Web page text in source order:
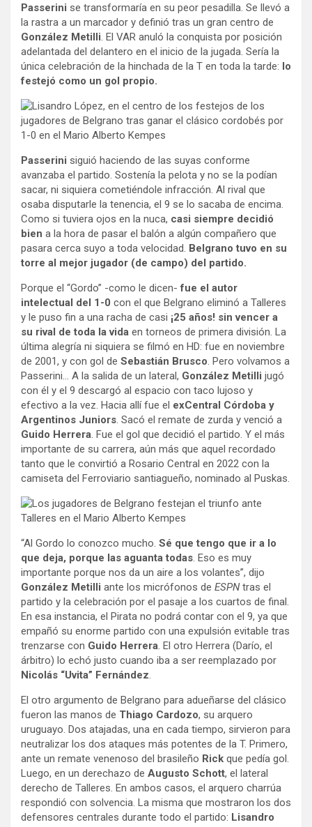
Passerini se transformaría en su peor pesadilla. Se llevó a
la rastra a un marcador y definió tras un gran centro de
González Metilli . El VAR anuló la conquista por posición
adelantada del delantero en el inicio de la jugada. Sería la
única celebración de la hinchada de la T en toda la tarde: lo
festejó como un gol propio.
Passerini siguió haciendo de las suyas conforme
avanzaba el partido. Sostenía la pelota y no se la podían
sacar, ni siquiera cometiéndole infracción. Al rival que
osaba disputarle la tenencia, el 9 se lo sacaba de encima.
Como si tuviera ojos en la nuca, casi siempre decidió
bien a la hora de pasar el balón a algún compañero que
pasara cerca suyo a toda velocidad. Belgrano tuvo en su
torre al mejor jugador (de campo) del partido.
Porque el “Gordo” -como le dicen-fue el autor
intelectual del 1-0 con el que Belgrano eliminó a Talleres
y le puso fin a una racha de casi ¡25 años! sin vencer a
su rival de toda la vida en torneos de primera división. La
última alegría ni siquiera se filmó en HD: fue en noviembre
de 2001, y con gol de Sebastián Brusco . Pero volvamos a
Passerini… A la salida de un lateral, González Metilli jugó
con él y el 9 descargó al espacio con taco lujoso y
efectivo a la vez. Hacia allí fue el exCentral Córdoba y
Argentinos Juniors . Sacó el remate de zurda y venció a
Guido Herrera . Fue el gol que decidió el partido. Y el más
importante de su carrera, aún más que aquel recordado
tanto que le convirtió a Rosario Central en 2022 con la
camiseta del Ferroviario santiagueño, nominado al Puskas.
“Al Gordo lo conozco mucho. Sé que tengo que ir a lo
que deja, porque las aguanta todas . Eso es muy
importante porque nos da un aire a los volantes”, dijo
González Metilli ante los micrófonos de ESPNtras el
partido y la celebración por el pasaje a los cuartos de final.
En esa instancia, el Pirata no podrá contar con el 9, ya que
empañó su enorme partido con una expulsión evitable tras
trenzarse con Guido Herrera . El otro Herrera (Darío, el
árbitro) lo echó justo cuando iba a ser reemplazado por
Nicolás “Uvita” Fernández
El otro argumento de Belgrano para adueñarse del clásico
fueron las manos de Thiago Cardozo, su arquero
uruguayo. Dos atajadas, una en cada tiempo, sirvieron para
neutralizar los dos ataques más potentes de la T. Primero,
ante un remate venenoso del brasileño Rick que pedía gol.
Luego, en un derechazo de Augusto Schott, el lateral
derecho de Talleres. En ambos casos, el arquero charrúa
respondió con solvencia. La misma que mostraron los dos
defensores centrales durante todo el partido: Lisandro